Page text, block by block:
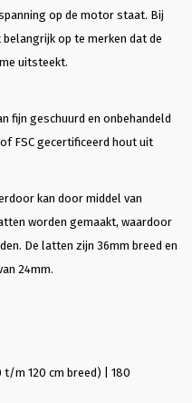
op de motor staat. Bij
op te merken dat de
uitsteekt.
fijn geschuurd en onbehandeld
FSC gecertificeerd hout uit
kan door middel van
worden gemaakt, waardoor
De latten zijn 36mm breed en
24mm.
m 120 cm breed) | 180